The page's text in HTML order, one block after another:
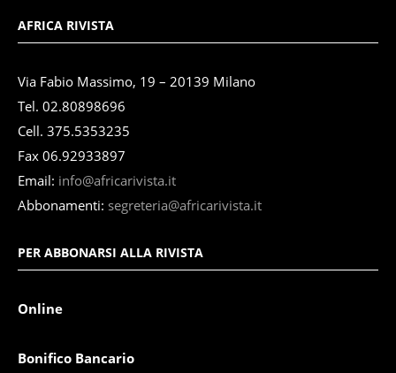
AFRICA RIVISTA
Via Fabio Massimo, 19 – 20139 Milano
Tel. 02.80898696
Cell. 375.5353235
Fax 06.92933897
Email: info@africarivista.it
Abbonamenti: segreteria@africarivista.it
PER ABBONARSI ALLA RIVISTA
Online
Bonifico Bancario